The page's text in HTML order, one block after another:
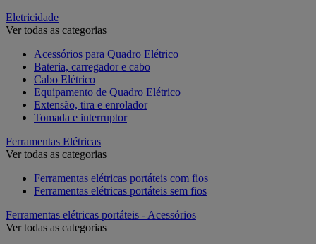
Eletricidade
Ver todas as categorias
Acessórios para Quadro Elétrico
Bateria, carregador e cabo
Cabo Elétrico
Equipamento de Quadro Elétrico
Extensão, tira e enrolador
Tomada e interruptor
Ferramentas Elétricas
Ver todas as categorias
Ferramentas elétricas portáteis com fios
Ferramentas elétricas portáteis sem fios
Ferramentas elétricas portáteis - Acessórios
Ver todas as categorias